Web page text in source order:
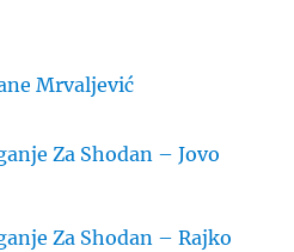
Mrvaljević
Za Shodan – Jovo
Za Shodan – Rajko